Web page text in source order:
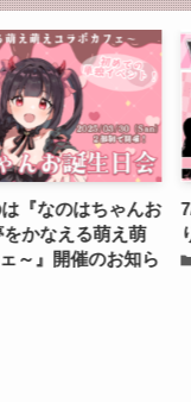
オフイベ（至難/よど
インイベント